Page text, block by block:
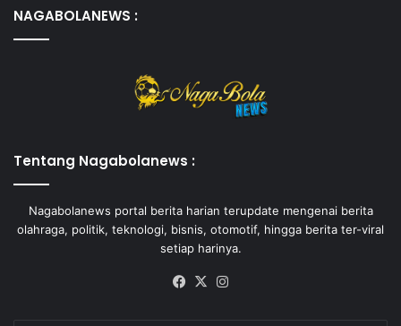
NAGABOLANEWS :
Tentang Nagabolanews :
Nagabolanews portal berita harian terupdate mengenai berita
olahraga, politik, teknologi, bisnis, otomotif, hingga berita ter-viral
setiap harinya.
Facebook
X